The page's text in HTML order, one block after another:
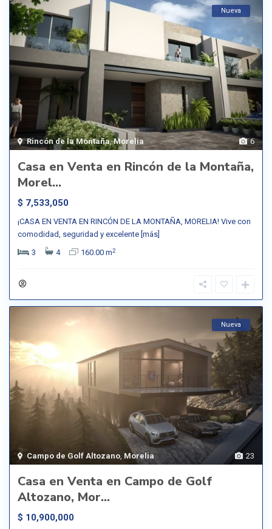
6
Rincón de la Montaña,Morelia
Nueva
Casa en Venta en Rincón de la Montaña,
Morel...
$ 7,533,050
¡CASA EN VENTA EN RINCÓN DE LA MONTAÑA, MORELIA! Vive con
comodidad, seguridad y excelente [más]
3
4 160.00 m2
23
Campo de Golf Altozano, Morelia
Nueva
Casa en Venta en Campo de Golf
Altozano, Mor...
$ 10,900,000